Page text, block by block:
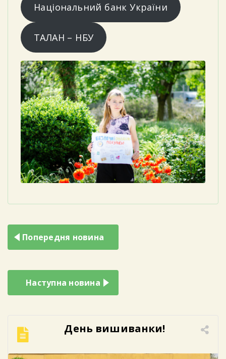
Національний банк України
ТАЛАН – НБУ
Навігація
записів
Попередня новина
Наступна новина
День вишиванки!